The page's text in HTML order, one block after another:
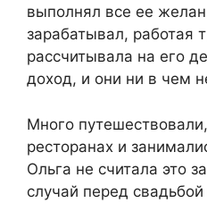
выполнял все ее
зарабатывал, работая
рассчитывала на его
доход, и они ни в чем
Много
ресторанах и
Ольга не считала это
случай перед